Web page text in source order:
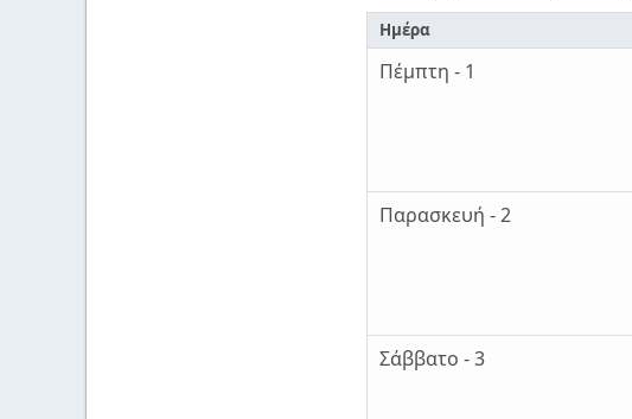
Ημέρα
Πέμπτη - 1
Παρασκευή - 2
Σάββατο - 3